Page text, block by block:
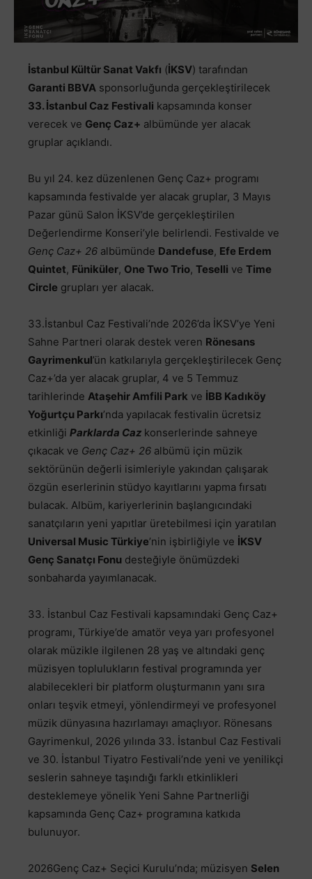
İstanbul Kültür Sanat Vakfı (İKSV) tarafından
Garanti BBVA sponsorluğunda gerçekleştirilecek
33. İstanbul Caz Festivali kapsamında konser
verecek ve Genç Caz+ albümünde yer alacak
gruplar açıklandı.
Bu yıl 24. kez düzenlenen Genç Caz+ programı
kapsamında festivalde yer alacak gruplar, 3 Mayıs
Pazar günü Salon İKSV’de gerçekleştirilen
Değerlendirme Konseri’yle belirlendi. Festivalde ve
Genç Caz+ 26 albümünde Dandefuse, Efe Erdem
Quintet, Füniküler, One Two Trio, Teselli ve Time
Circle grupları yer alacak.
33.İstanbul Caz Festivali’nde 2026’da İKSV’ye Yeni
Sahne Partneri olarak destek veren Rönesans
Gayrimenkul’ün katkılarıyla gerçekleştirilecek Genç
Caz+’da yer alacak gruplar, 4 ve 5 Temmuz
tarihlerinde Ataşehir Amfili Park ve İBB Kadıköy
Yoğurtçu Parkı’nda yapılacak festivalin ücretsiz
etkinliği Parklarda Caz konserlerinde sahneye
çıkacak ve Genç Caz+ 26 albümü için müzik
sektörünün değerli isimleriyle yakından çalışarak
özgün eserlerinin stüdyo kayıtlarını yapma fırsatı
bulacak. Albüm, kariyerlerinin başlangıcındaki
sanatçıların yeni yapıtlar üretebilmesi için yaratılan
Universal Music Türkiye’nin işbirliğiyle ve İKSV
Genç Sanatçı Fonu desteğiyle önümüzdeki
sonbaharda yayımlanacak.
33. İstanbul Caz Festivali kapsamındaki Genç Caz+
programı, Türkiye’de amatör veya yarı profesyonel
olarak müzikle ilgilenen 28 yaş ve altındaki genç
müzisyen toplulukların festival programında yer
alabilecekleri bir platform oluşturmanın yanı sıra
onları teşvik etmeyi, yönlendirmeyi ve profesyonel
müzik dünyasına hazırlamayı amaçlıyor. Rönesans
Gayrimenkul, 2026 yılında 33. İstanbul Caz Festivali
ve 30. İstanbul Tiyatro Festivali’nde yeni ve yenilikçi
seslerin sahneye taşındığı farklı etkinlikleri
desteklemeye yönelik Yeni Sahne Partnerliği
kapsamında Genç Caz+ programına katkıda
bulunuyor.
2026Genç Caz+ Seçici Kurulu’nda; müzisyen Selen